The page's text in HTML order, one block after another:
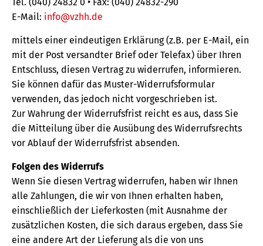
E-Mail: info@vzhh.de
mittels einer eindeutigen Erklärung (z.B. per E-Mail, ein
mit der Post versandter Brief oder Telefax) über Ihren
Entschluss, diesen Vertrag zu widerrufen, informieren.
Sie können dafür das Muster-Widerrufsformular
verwenden, das jedoch nicht vorgeschrieben ist.
Zur Wahrung der Widerrufsfrist reicht es aus, dass Sie
die Mitteilung über die Ausübung des Widerrufsrechts
vor Ablauf der Widerrufsfrist absenden.
Folgen des Widerrufs
Wenn Sie diesen Vertrag widerrufen, haben wir Ihnen
alle Zahlungen, die wir von Ihnen erhalten haben,
einschließlich der Lieferkosten (mit Ausnahme der
zusätzlichen Kosten, die sich daraus ergeben, dass Sie
eine andere Art der Lieferung als die von uns